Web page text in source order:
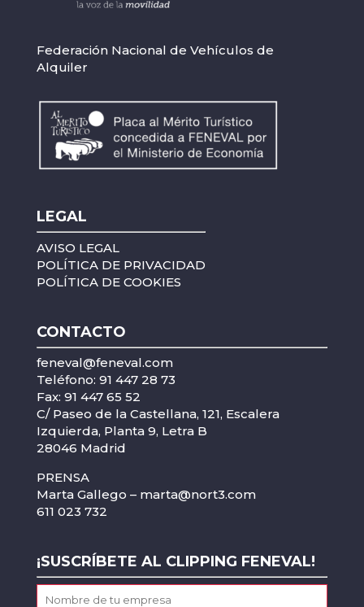
Federación Nacional de Vehículos de
Alquiler
LEGAL
AVISO LEGAL
POLÍTICA DE PRIVACIDAD
POLÍTICA DE COOKIES
CONTACTO
feneval@feneval.com
Teléfono: 91 447 28 73
Fax: 91 447 65 52
C/ Paseo de la Castellana, 121, Escalera
Izquierda, Planta 9, Letra B
28046 Madrid
PRENSA
Marta Gallego – marta@nort3.com
611 023 732
¡SUSCRÍBETE AL CLIPPING FENEVAL!